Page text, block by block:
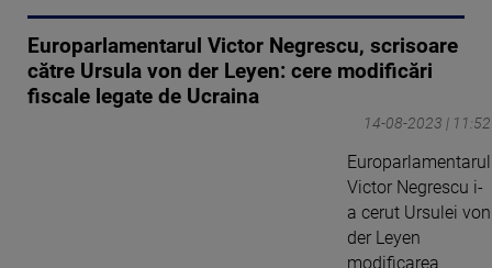
Europarlamentarul Victor Negrescu, scrisoare
către Ursula von der Leyen: cere modificări
fiscale legate de Ucraina
14-08-2023 | 11:52
Europarlamentarul
Victor Negrescu i-
a cerut Ursulei von
der Leyen
modificarea